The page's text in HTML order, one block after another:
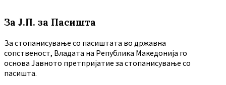
За Ј.П. за Пасишта
За стопанисување со пасиштата во државна
сопственост, Владата на Република Македонија го
основа Јавното претпријатие за стопанисување со
пасишта.